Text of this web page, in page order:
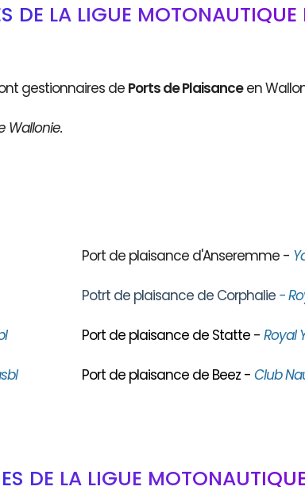
DE LA LIGUE MOTONAUTIQUE
gestionnaires de Ports de Plaisanceen
Wallonie.
Port de plaisance d'Anseremme -
Potrt de plaisance de Corphalie -
Port de plaisance de Statte - Royal
Port de plaisance de Beez - Club
DE LA LIGUE